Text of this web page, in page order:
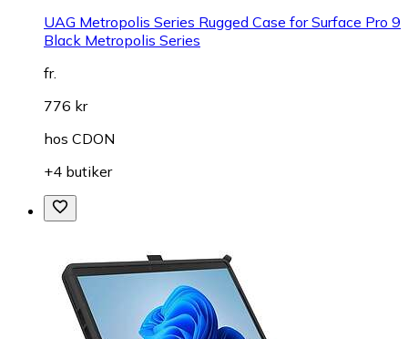
UAG Metropolis Series Rugged Case for Surface Pro 9
Black Metropolis Series
fr.
776 kr
hos CDON
+4 butiker